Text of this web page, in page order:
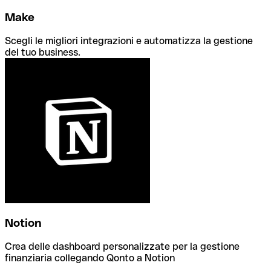
Make
Scegli le migliori integrazioni e automatizza la gestione
del tuo business.
Notion
Crea delle dashboard personalizzate per la gestione
finanziaria collegando Qonto a Notion